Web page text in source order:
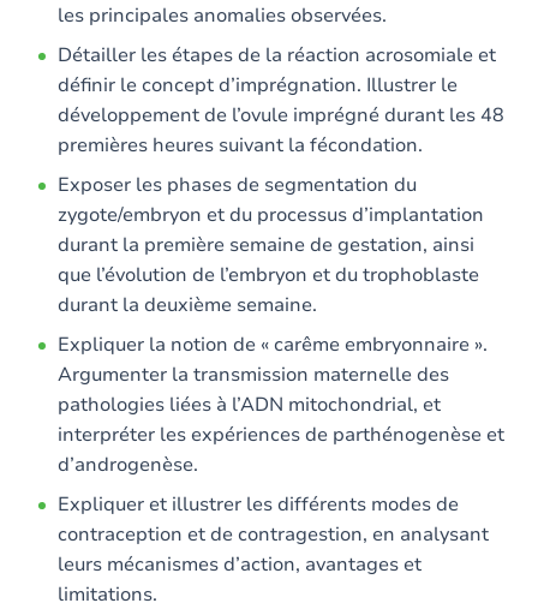
les principales anomalies observées.
Détailler les étapes de la réaction acrosomiale et
définir le concept d’imprégnation. Illustrer le
développement de l’ovule imprégné durant les 48
premières heures suivant la fécondation.
Exposer les phases de segmentation du
zygote/embryon et du processus d’implantation
durant la première semaine de gestation, ainsi
que l’évolution de l’embryon et du trophoblaste
durant la deuxième semaine.
Expliquer la notion de « carême embryonnaire ».
Argumenter la transmission maternelle des
pathologies liées à l’ADN mitochondrial, et
interpréter les expériences de parthénogenèse et
d’androgenèse.
Expliquer et illustrer les différents modes de
contraception et de contragestion, en analysant
leurs mécanismes d’action, avantages et
limitations.